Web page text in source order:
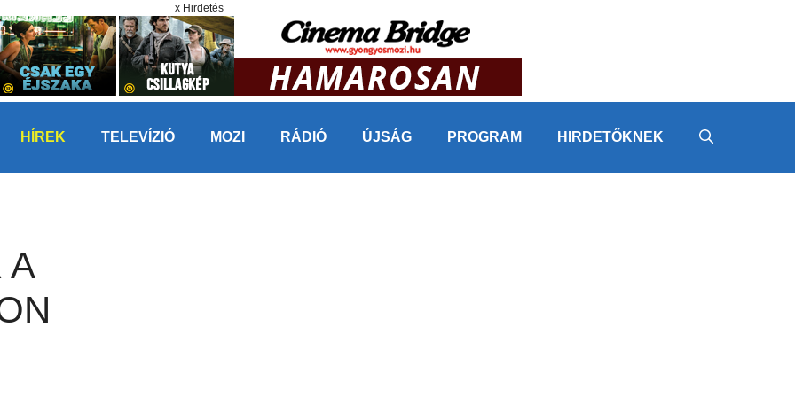
x Hirdetés
HÍREK TELEVÍZIÓ MOZI RÁDIÓ ÚJSÁG PROGRAM HIRDETŐKNEK
A